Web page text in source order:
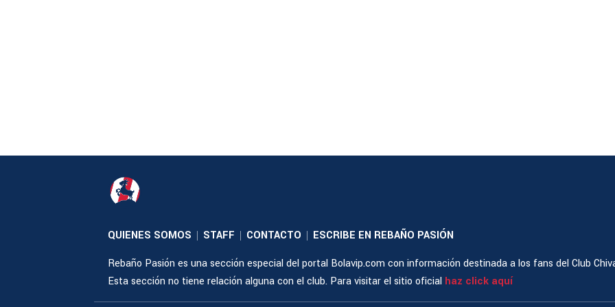
QUIENES SOMOS | STAFF | CONTACTO | ESCRIBE EN REBAÑO PASIÓN
Rebaño Pasión es una sección especial del portal Bolavip.com con información destinada a los fans del Club
Esta sección no tiene relación alguna con el club. Para visitar el sitio oficial haz click aquí